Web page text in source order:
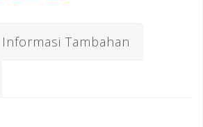
e r e
Informasi Tambahan